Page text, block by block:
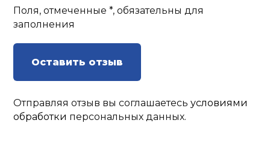
Поля, отмеченные *, обязательны для
заполнения
Оставить отзыв
Отправляя отзыв вы соглашаетесьусловиями
обработки персональных данных.